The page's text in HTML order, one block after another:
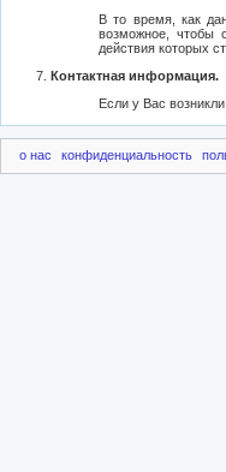
В то время, как
возможное, чтобы
действия которых
Контактная информация.
Если у Вас
о нас конфиденциальность